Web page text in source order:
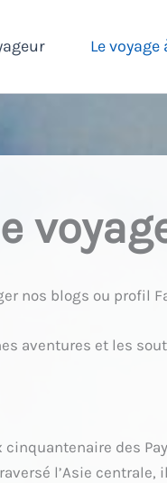
Le voyage
nos blogs ou profil
aventures et les
des
l’Asie centrale,